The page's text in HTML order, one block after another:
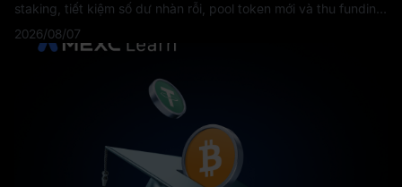
staking, tiết kiệm số dư nhàn rỗi, pool token mới và thu funding
rate. Mỗi cấu trúc do một bên khác nhau chi trả, và mỗi cấu
trúc cần mộ
2026/08/07